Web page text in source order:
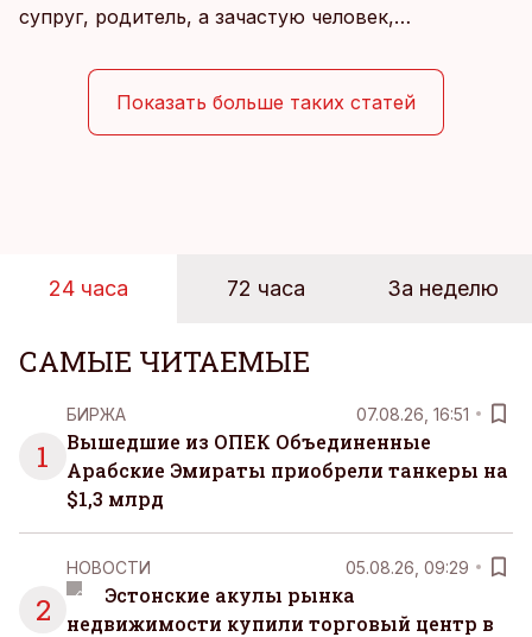
супруг, родитель, а зачастую человек,
Рабочие дни наполнены решениями,
ответственностью, встречами и бесконечным
потоком информации, и даже в свободное время
организовывать, планировать и за все отвечать
Показать больше таких статей
24 часа 72 часа За неделю
САМЫЕ ЧИТАЕМЫЕ
1
БИРЖА 07.08.26, 16:51
Вышедшие из ОПЕК Объединенные
Арабские Эмираты приобрели танкеры на
$1,3 млрд
2
НОВОСТИ 05.08.26, 09:29
Эстонские акулы рынка
недвижимости купили торговый центр в